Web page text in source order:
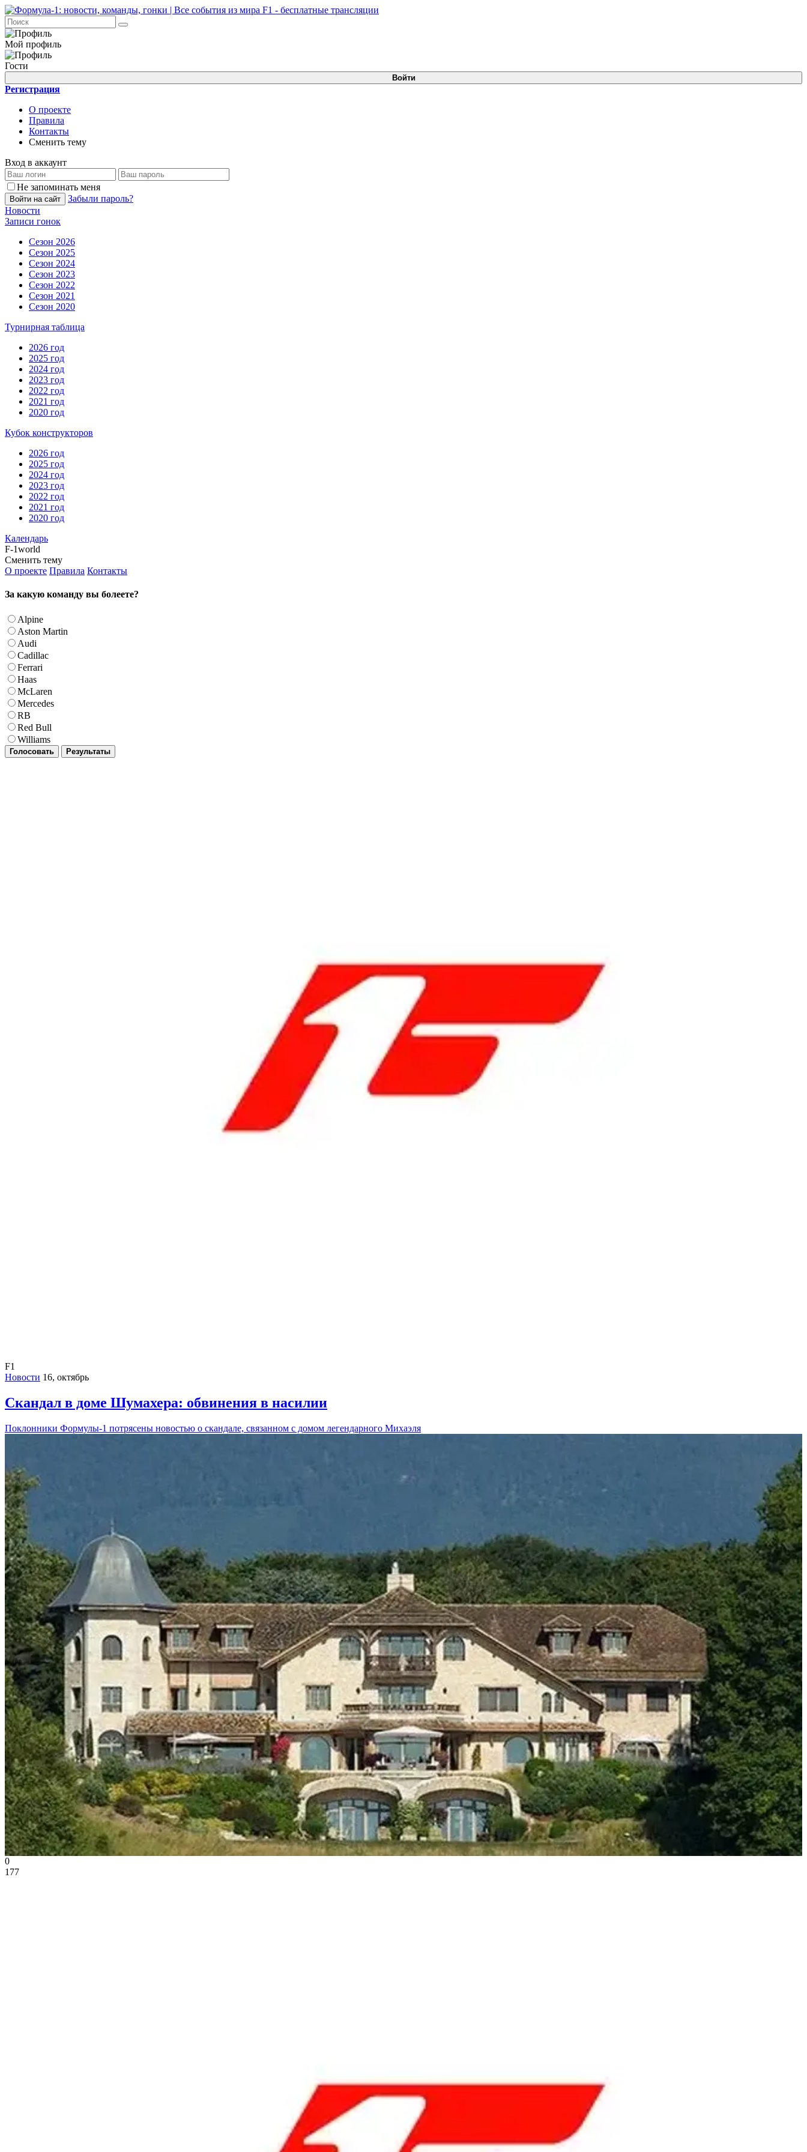
Мой профиль
Гости
Войти
Регистрация
О проекте
Правила
Контакты
Сменить тему
Вход в аккаунт
Не запоминать меня
Войти на сайт
Забыли пароль?
Новости
Записи гонок
Сезон 2026
Сезон 2025
Сезон 2024
Сезон 2023
Сезон 2022
Сезон 2021
Сезон 2020
Турнирная таблица
2026 год
2025 год
2024 год
2023 год
2022 год
2021 год
2020 год
Кубок конструкторов
2026 год
2025 год
2024 год
2023 год
2022 год
2021 год
2020 год
Календарь
F-1world
Сменить тему
О проекте Правила Контакты
За какую команду вы болеете?
Alpine
Aston Martin
Audi
Cadillac
Ferrari
Haas
McLaren
Mercedes
RB
Red Bull
Williams
Голосовать Результаты
F1
Новости 16, октябрь
Скандал в доме Шумахера: обвинения в насилии
Поклонники Формулы-1 потрясены новостью о скандале, связанном с домом легендарного Михаэля
0
177